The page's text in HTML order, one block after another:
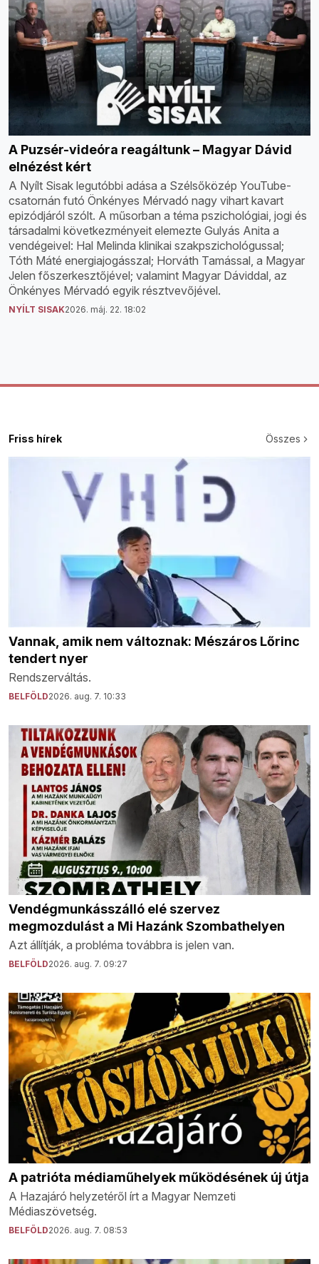
A Puzsér-videóra reagáltunk – Magyar Dávid
elnézést kért
A Nyílt Sisak legutóbbi adása a Szélsőközép YouTube-
csatornán futó Önkényes Mérvadó nagy vihart kavart
epizódjáról szólt. A műsorban a téma pszichológiai, jogi és
társadalmi következményeit elemezte Gulyás Anita a
vendégeivel: Hal Melinda klinikai szakpszichológussal;
Tóth Máté energiajogásszal; Horváth Tamással, a Magyar
Jelen főszerkesztőjével; valamint Magyar Dáviddal, az
Önkényes Mérvadó egyik résztvevőjével.
NYÍLT SISAK2026. máj. 22. 18:02
Friss hírek Összes
Vannak, amik nem változnak: Mészáros Lőrinc
tendert nyer
Rendszerváltás.
BELFÖLD2026. aug. 7. 10:33
Vendégmunkásszálló elé szervez
megmozdulást a Mi Hazánk Szombathelyen
Azt állítják, a probléma továbbra is jelen van.
BELFÖLD2026. aug. 7. 09:27
A patrióta médiaműhelyek működésének új útja
A Hazajáró helyzetéről írt a Magyar Nemzeti
Médiaszövetség.
BELFÖLD2026. aug. 7. 08:53